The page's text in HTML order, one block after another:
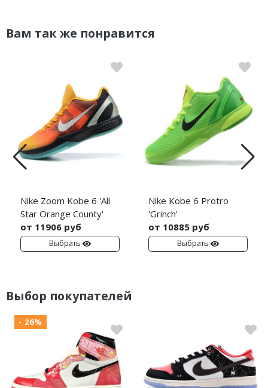
Вам так же понравится
Nike Zoom Kobe 6 'All
Star Orange County'
от 11906 руб
Выбрать
Nike Kobe 6 Protro
'Grinch'
от 10885 руб
Выбрать
Выбор покупателей
- 26%